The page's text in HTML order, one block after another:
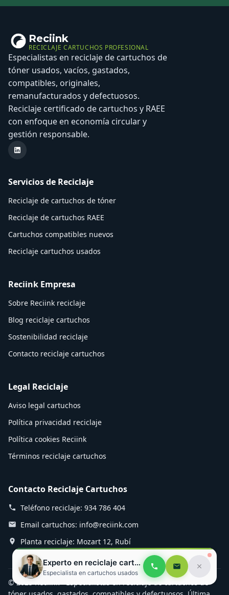
Experto en reciclaje cartuchos
Especialista en cartuchos usados
Reciink
RECICLAJE CARTUCHOS PROFESIONAL
Especialistas en reciclaje de cartuchos de
tóner usados, vacíos, gastados,
compatibles, originales,
remanufacturados y defectuosos.
Reciclaje certificado de cartuchos y RAEE
con enfoque en economía circular y
gestión responsable.
LinkedIn Reciink
Servicios de Reciclaje
Reciclaje de cartuchos de tóner
Reciclaje de cartuchos RAEE
Cartuchos compatibles nuevos
Reciclaje cartuchos usados
Reciink Empresa
Sobre Reciink reciclaje
Blog reciclaje cartuchos
Sostenibilidad reciclaje
Contacto reciclaje cartuchos
Legal Reciclaje
Aviso legal cartuchos
Política privacidad reciclaje
Política cookies Reciink
Términos reciclaje cartuchos
Contacto Reciclaje Cartuchos
Teléfono reciclaje: 934 786 404
Email cartuchos: info@reciink.com
Planta reciclaje: Mozart 12, Rubí
© 2025 Reciink - Especialistas en reciclaje de cartuchos de